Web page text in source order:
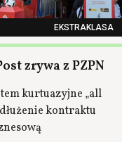
EKSTRAKLASA
zrywa z PZPN
kurtuazyjne „all
kontraktu